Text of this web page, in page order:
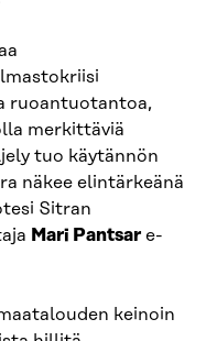
ruoantuotantoa,
merkittäviä
tuo käytännön
näkee elintärkeänä
Sitran
Mari Pantsar e-
keinoin